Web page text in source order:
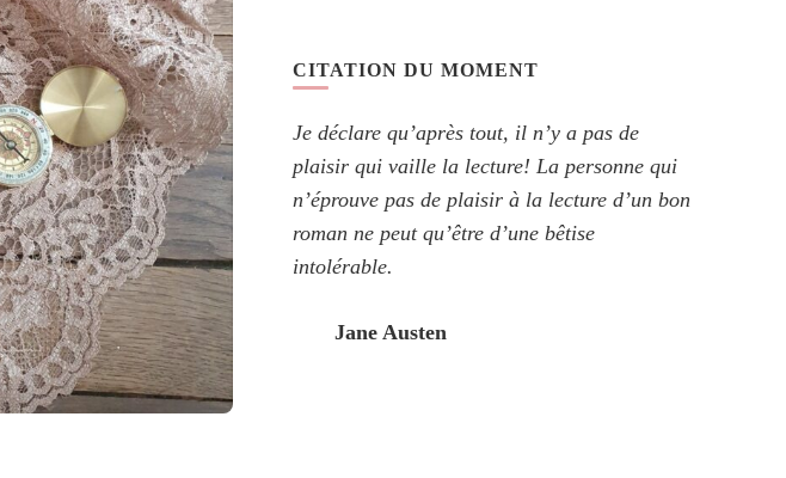
CITATION DU MOMENT
Je déclare qu’après tout, il n’y a pas de
plaisir qui vaille la lecture! La personne qui
n’éprouve pas de plaisir à la lecture d’un bon
roman ne peut qu’être d’une bêtise
intolérable.
Jane Austen